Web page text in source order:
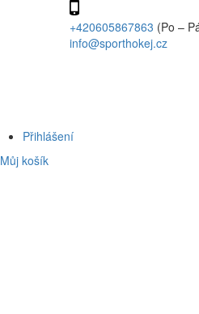
+420605867863 (Po –
info@sporthokej.cz
Přihlášení
Můj košík